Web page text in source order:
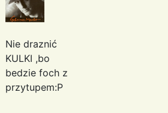
Nie draznić
KULKI ,bo
bedzie foch z
przytupem:P